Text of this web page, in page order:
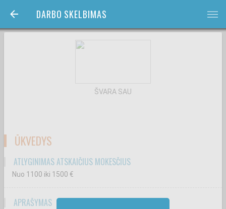
DARBO SKELBIMAS bars
ŠVARA SAU
ŪKVEDYS
ATLYGINIMAS ATSKAIČIUS MOKESČIUS
Nuo 1100 iki 1500 €
APRAŠYMAS